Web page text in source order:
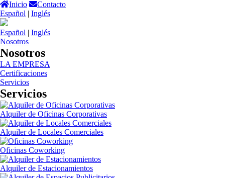
Inicio
Contacto
Español | Inglés
Español | Inglés
Nosotros
Nosotros
LA EMPRESA
Certificaciones
Servicios
Servicios
Alquiler de Oficinas Corporativas
Alquiler de Locales Comerciales
Oficinas Coworking
Alquiler de Estacionamientos